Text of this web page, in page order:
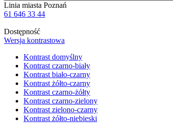
Linia miasta Poznań
61 646 33 44
Dostępność
Wersja kontrastowa
Kontrast domyślny
Kontrast czarno-biały
Kontrast biało-czarny
Kontrast żółto-czarny
Kontrast czarno-żółty
Kontrast czarno-zielony
Kontrast zielono-czarny
Kontrast żółto-niebieski